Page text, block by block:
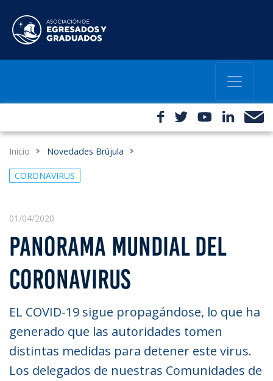
Inicio Novedades Brújula
CORONAVIRUS
01/04/2020
PANORAMA MUNDIAL DEL
CORONAVIRUS
EL COVID-19 sigue propagándose, lo que ha
generado que las autoridades tomen
distintas medidas para detener este virus.
Los delegados de nuestras Comunidades de